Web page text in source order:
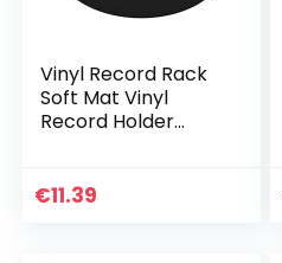
Vinyl Record Rack
Soft Mat Vinyl
Record Holder
Record Pad voor
€11.39